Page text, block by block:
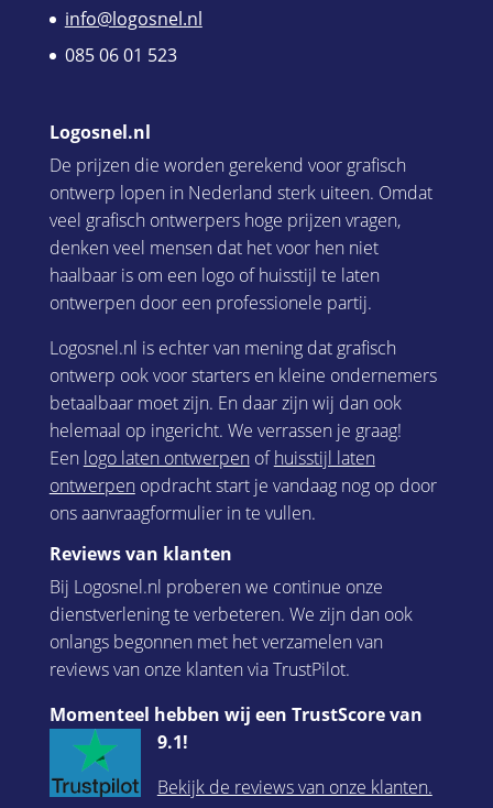
info@logosnel.nl
085 06 01 523
Logosnel.nl
De prijzen die worden gerekend voor grafisch
ontwerp lopen in Nederland sterk uiteen. Omdat
veel grafisch ontwerpers hoge prijzen vragen,
denken veel mensen dat het voor hen niet
haalbaar is om een logo of huisstijl te laten
ontwerpen door een professionele partij.
Logosnel.nl is echter van mening dat grafisch
ontwerp ook voor starters en kleine ondernemers
betaalbaar moet zijn. En daar zijn wij dan ook
helemaal op ingericht. We verrassen je graag!
Een logo laten ontwerpenofhuisstijl laten
ontwerpenopdracht start je vandaag nog op door
ons aanvraagformulier in te vullen.
Reviews van klanten
Bij Logosnel.nl proberen we continue onze
dienstverlening te verbeteren. We zijn dan ook
onlangs begonnen met het verzamelen van
reviews van onze klanten via TrustPilot.
Momenteel hebben wij een TrustScore van
9.1!
Bekijk de reviews van onze klanten.